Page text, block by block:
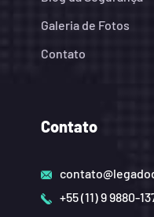
Galeria de Fotos
Contato
Contato
+55 (11) 9 9880-